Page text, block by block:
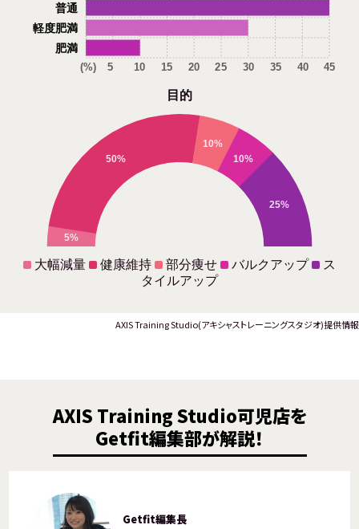
肥満
軽度肥満
普通
(%) 5 10 15 20 25 30 35 40 45
目的
5%
50%
10%
10%
25%
大幅減量 健康維持 部分痩せ バルクアップ
ス
タイルアップ
AXIS Training Studio(アキシャストレーニングスタジオ)提供情報
AXIS Training Studio可児店を
Getfit編集部が解説！
Getfit編集長